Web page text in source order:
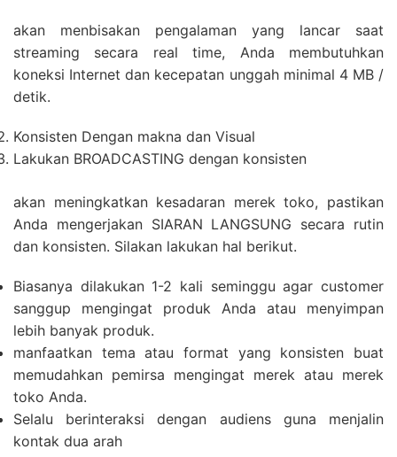
akan menbisakan pengalaman yang lancar saat
streaming secara real time, Anda membutuhkan
koneksi Internet dan kecepatan unggah minimal 4 MB /
detik.
Konsisten Dengan makna dan Visual
Lakukan BROADCASTING dengan konsisten
akan meningkatkan kesadaran merek toko, pastikan
Anda mengerjakan SIARAN LANGSUNG secara rutin
dan konsisten. Silakan lakukan hal berikut.
Biasanya dilakukan 1-2 kali seminggu agar customer
sanggup mengingat produk Anda atau menyimpan
lebih banyak produk.
manfaatkan tema atau format yang konsisten buat
memudahkan pemirsa mengingat merek atau merek
toko Anda.
Selalu berinteraksi dengan audiens guna menjalin
kontak dua arah